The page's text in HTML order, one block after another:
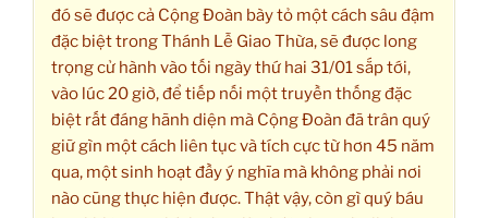
đó sẽ được cả Cộng Đoàn bày tỏ một cách sâu đậm
đặc biệt trong Thánh Lễ Giao Thừa, sẽ được long
trọng cử hành vào tối ngày thứ hai 31/01 sắp tới,
vào lúc 20 giờ, để tiếp nối một truyền thống đặc
biệt rất đáng hãnh diện mà Cộng Đoàn đã trân quý
giữ gìn một cách liên tục và tích cực từ hơn 45 năm
qua, một sinh hoạt đầy ý nghĩa mà không phải nơi
nào cũng thực hiện được. Thật vậy, còn gì quý báu